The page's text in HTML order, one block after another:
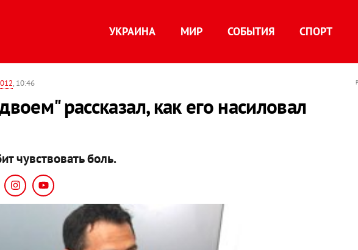
УКРАИНА МИР СОБЫТИЯ СПОРТ
, 10:46
рассказал, как его насиловал
чувствовать боль.